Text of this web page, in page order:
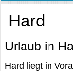
Hard
Urlaub in
Hard liegt in